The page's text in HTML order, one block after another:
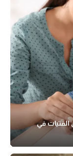
الفتيات في